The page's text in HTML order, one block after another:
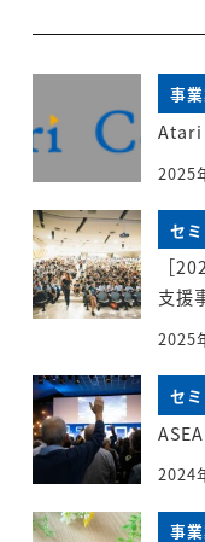
事
Atari
2025
セ
［
支援
2025
セ
2024
事